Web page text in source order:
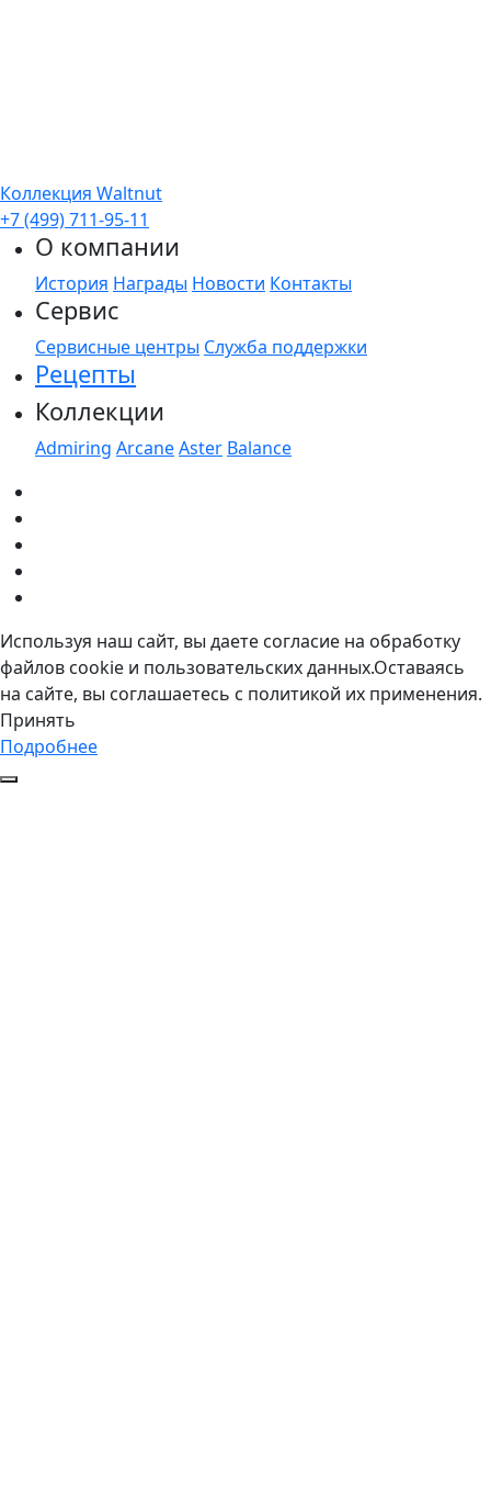
Коллекция Waltnut
+7 (499) 711-95-11
О компании
История Награды Новости Контакты
Сервис
Сервисные центры Служба поддержки
Рецепты
Коллекции
Admiring ArcaneAster Balance
Используя наш сайт, вы даете согласие на обработку
файлов cookie и пользовательских данных.Оставаясь
на сайте, вы соглашаетесь с политикой их применения.
Принять
Подробнее